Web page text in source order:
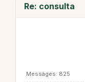
Re: consulta
Messages: 825